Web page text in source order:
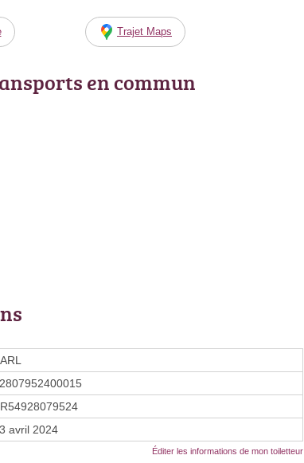
Trajet Maps
en commun
avril 2024
Éditer les informations de mon toiletteur